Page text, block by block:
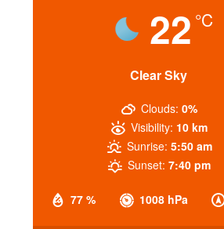
22 °C
Clear Sky
77 % 1008 hPa
Clouds: 0%
Visibility: 10 km
Sunrise: 5:50 am
Sunset: 7:40 pm